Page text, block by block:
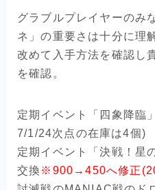
グラブルプレイヤーのみ
ネ」の重要さは十分に理
改めて入手方法を確認し
を確認。
定期イベント「四象降臨
7/1/24次点の在庫は4個)
定期イベント「決戦！星
交換 ※900→450へ修正